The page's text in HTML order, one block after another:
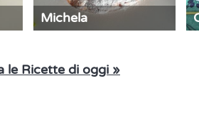
Michela
le Ricette di oggi »